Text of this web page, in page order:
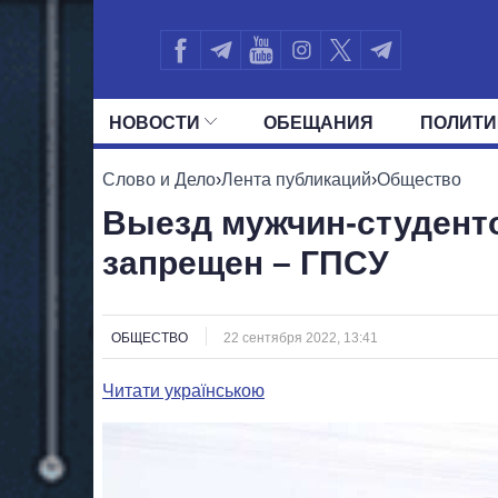
НОВОСТИ ОБЕЩАНИЯ
ВСЕ ПОЛИТИКИ ПРЕЗИДЕНТ И
Слово и Дело›Лента публикаций›Общество
Выезд мужчин-
запрещен – ГПСУ
ОБЩЕСТВО 22 сентября 2022, 13:41
Читати українською